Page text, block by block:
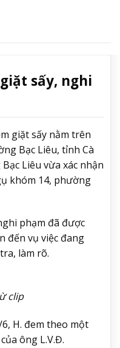
sấy, nghi
giặt sấy nằm trên
Bạc Liêu, tỉnh Cà
Liêu vừa xác nhận
khóm 14, phường
phạm đã được
đến vụ việc đang
làm rõ.
clip
H. đem theo một
ông L.V.Đ.